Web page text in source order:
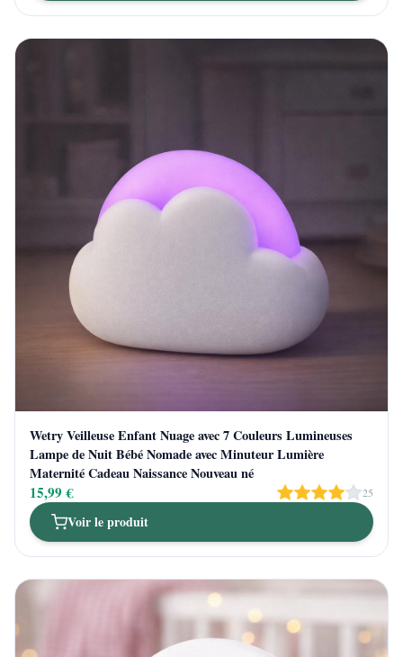
Wetry Veilleuse Enfant Nuage avec 7 Couleurs Lumineuses
Lampe de Nuit Bébé Nomade avec Minuteur Lumière
Maternité Cadeau Naissance Nouveau né
15,99 € 25
Voir le produit